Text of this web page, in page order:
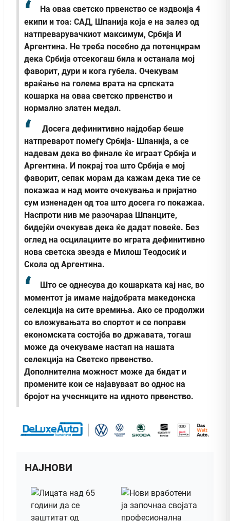
На оваа светско првенство се издвоија 4
екипи и тоа: САД, Шпанија која е на залез од
натпреварувачкиот максимум, Србија И
Аргентина. Не треба посебно да потенцирам
дека Србија отсекогаш била и останала мој
фаворит, дури и кога губела. Очекувам
враќање на голема врата на српската
кошарка на оваа светско првенство и
нормално златен медал.
Досега дефинитивно најдобар беше
натпреварот помеѓу Србија- Шпанија, а се
надевам дека во финале ќе играат Србија и
Аргентина. И покрај тоа што Србија е мој
фаворит, сепак морам да кажам дека тие се
покажаа и над моите очекувања и пријатно
сум изненаден од тоа што досега го покажаа.
Наспроти нив ме разочараа Шпанците,
бидејќи очекував дека ќе дадат повеќе. Без
оглед на осцилациите во играта дефинитивно
нова светска звезда е Милош Теодосиќ и
Скола од Аргентина.
Што се однесува до кошарката кај нас, во
моментот ја имаме најдобрата македонска
селекција на сите времиња. Ако се продолжи
со вложувањата во спортот и се поправи
економската состојба во државата, тогаш
може да очекуваме настап на нашата
селекција на Светско првенство.
Дополнителна можност може да бидат и
промените кои се најавуваат во однос на
бројот на учесниците на идното првенство.
НАЈНОВИ